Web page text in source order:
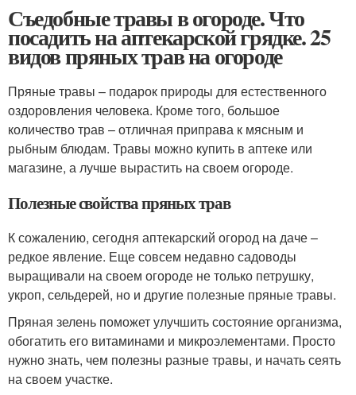
Съедобные травы в огороде. Что
посадить на аптекарской грядке. 25
видов пряных трав на огороде
Пряные травы – подарок природы для естественного
оздоровления человека. Кроме того, большое
количество трав – отличная приправа к мясным и
рыбным блюдам. Травы можно купить в аптеке или
магазине, а лучше вырастить на своем огороде.
Полезные свойства пряных трав
К сожалению, сегодня аптекарский огород на даче –
редкое явление. Еще совсем недавно садоводы
выращивали на своем огороде не только петрушку,
укроп, сельдерей, но и другие полезные пряные травы.
Пряная зелень поможет улучшить состояние организма,
обогатить его витаминами и микроэлементами. Просто
нужно знать, чем полезны разные травы, и начать сеять
на своем участке.